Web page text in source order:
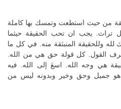
من حيث استطعت وتمسك بها كاملة
تراث. يجب ان تحب الحقيقة حيثما
لله وللحقيقة المنبثقة منه. في كل ما
القول. كل قولة حق هي من الله.
هي وجه الله. اسعَ إلى الله. فيه
هو جميل وحق وخير وبدونه ليس من